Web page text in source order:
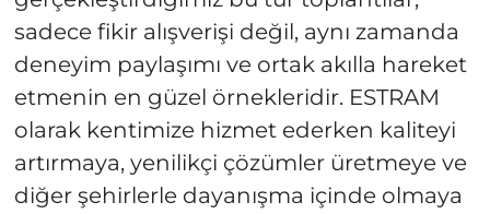
sadece fikir alışverişi değil, aynı zamanda
deneyim paylaşımı ve ortak akılla hareket
etmenin en güzel örnekleridir. ESTRAM
olarak kentimize hizmet ederken kaliteyi
artırmaya, yenilikçi çözümler üretmeye ve
diğer şehirlerle dayanışma içinde olmaya